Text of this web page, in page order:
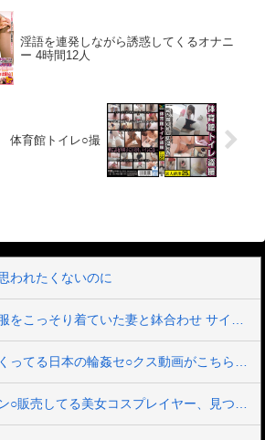
も性春も謳歌する生徒会長みあちゃんの
夢はNo.1泡姫になる事！------------------------
----------------------------------------------【SEXY
年7月4日（金） 9:59の間にキャンペーン
にエントリー＆【SEXYピックアップ
50％OFF第○弾】の表記がついた商品を購
入すると購入点数に応じて特典動画をプ
レゼント。購入点数やエントリー登録な
どキャンペーンの詳細は、特設ページで
----------------------------------------------------
淫語を連発しながら誘惑してくるオナニ
ー 4時間12人
体育館トイレ○撮
われたくないのに